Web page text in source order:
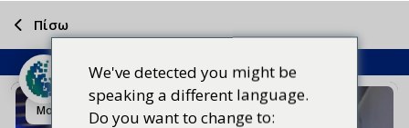
Μοιραστείτε το
Πίσω
We've detected you might be
speaking a different language.
Do you want to change to: